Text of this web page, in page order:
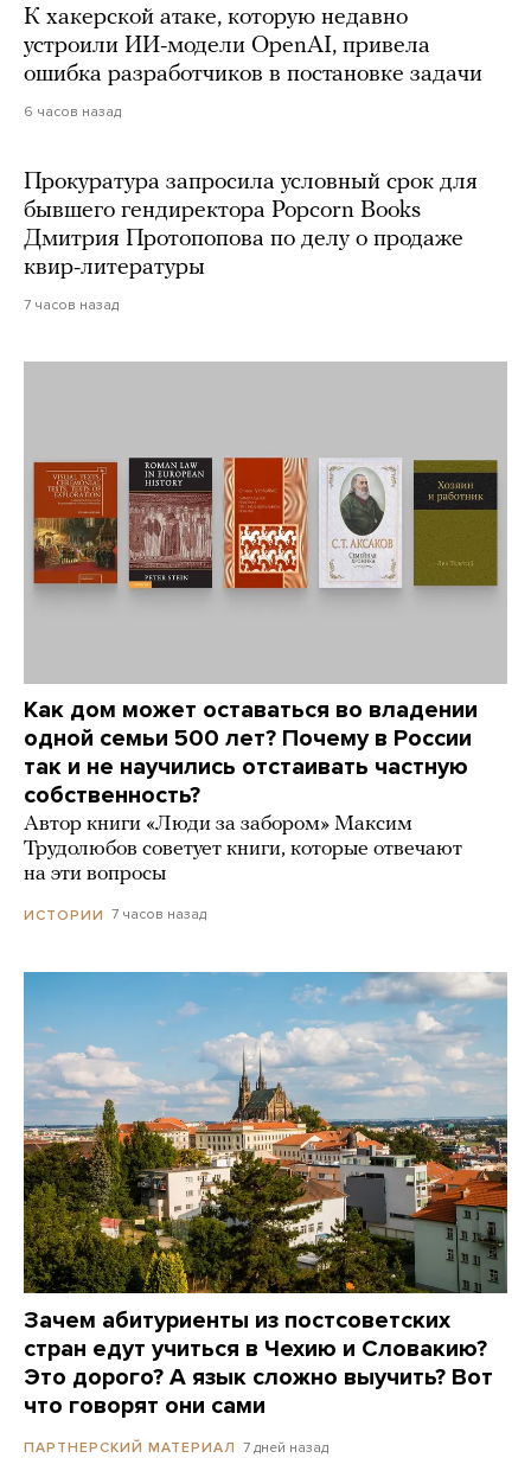
К хакерской атаке, которую недавно
устроили ИИ-модели OpenAI, привела
ошибка разработчиков в постановке задачи
6 часов назад
Прокуратура запросила условный срок для
бывшего гендиректора Popcorn Books
Дмитрия Протопопова по делу о продаже
квир-литературы
7 часов назад
Как дом может оставаться во владении
одной семьи 500 лет? Почему в России
так и не научились отстаивать частную
собственность?
Автор книги «Люди за забором» Максим
Трудолюбов советует книги, которые отвечают
на эти вопросы
ИСТОРИИ 7 часов назад
Зачем абитуриенты из постсоветских
стран едут учиться в Чехию и Словакию?
Это дорого? А язык сложно выучить? Вот
что говорят они сами
ПАРТНЕРСКИЙ МАТЕРИАЛ 7 дней назад